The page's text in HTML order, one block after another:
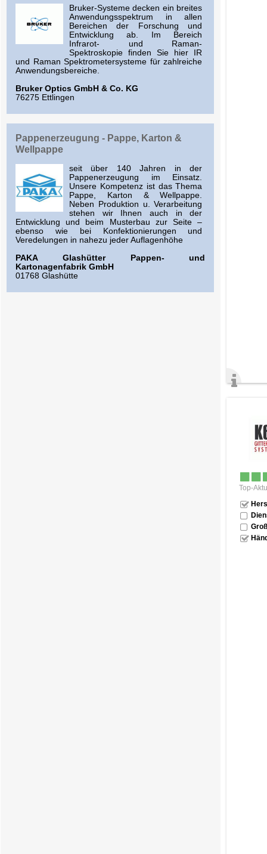
Bruker-Systeme decken ein breites
Anwendungsspektrum in allen
Bereichen der Forschung und
Entwicklung ab. Im Bereich
Infrarot- und Raman-
Spektroskopie finden Sie hier IR
und Raman Spektrometersysteme für zahlreiche
Anwendungsbereiche.
Bruker Optics GmbH & Co. KG
76275 Ettlingen
Pappenerzeugung - Pappe, Karton &
Wellpappe
seit über 140 Jahren in der
Pappenerzeugung im Einsatz.
Unsere Kompetenz ist das Thema
Pappe, Karton & Wellpappe.
Neben Produktion u. Verarbeitung
stehen wir Ihnen auch in der
Entwicklung und beim Musterbau zur Seite –
ebenso wie bei Konfektionierungen und
Veredelungen in nahezu jeder Auflagenhöhe
PAKA Glashütter Pappen- und
Kartonagenfabrik GmbH
01768 Glashütte
Top-